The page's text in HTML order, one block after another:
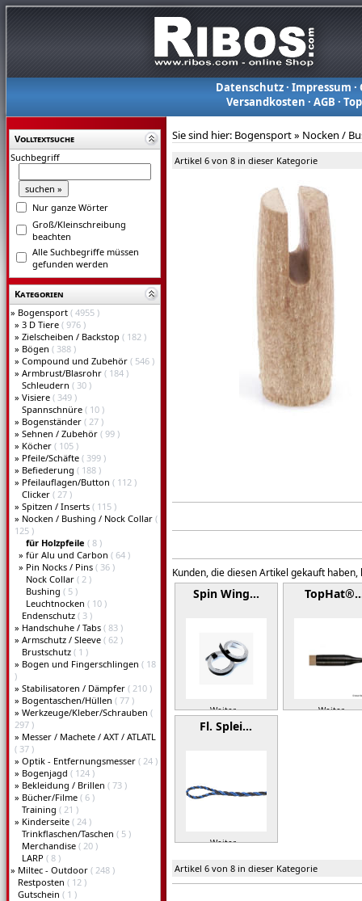
Datenschutz· Impressum ·
Versandkosten ·AGB ·
Volltextsuche
Suchbegriff
Nur ganze Wörter
Groß/Kleinschreibung
beachten
Alle Suchbegriffe müssen
gefunden werden
Kategorien
» Bogensport ( 4955 )
» 3 D Tiere ( 976 )
» Zielscheiben / Backstop ( 182 )
» Bögen ( 388 )
» Compound und Zubehör ( 546 )
» Armbrust/Blasrohr ( 184 )
Schleudern ( 30 )
» Visiere ( 349 )
Spannschnüre ( 10 )
» Bogenständer ( 27 )
» Sehnen / Zubehör ( 99 )
» Köcher ( 105 )
» Pfeile/Schäfte ( 399 )
» Befiederung ( 188 )
» Pfeilauflagen/Button ( 112 )
Clicker ( 27 )
» Spitzen / Inserts ( 115 )
» Nocken / Bushing / Nock Collar (
125 )
für Holzpfeile ( 8 )
» für Alu und Carbon ( 64 )
» Pin Nocks / Pins ( 36 )
Nock Collar ( 2 )
Bushing ( 5 )
Leuchtnocken ( 10 )
Endenschutz ( 3 )
» Handschuhe / Tabs ( 83 )
» Armschutz / Sleeve ( 62 )
Brustschutz ( 1 )
» Bogen und Fingerschlingen ( 18
)
» Stabilisatoren / Dämpfer ( 210 )
» Bogentaschen/Hüllen ( 77 )
» Werkzeuge/Kleber/Schrauben (
297 )
» Messer / Machete / AXT / ATLATL
( 37 )
» Optik - Entfernungsmesser ( 24 )
» Bogenjagd ( 124 )
» Bekleidung / Brillen ( 73 )
» Bücher/Filme ( 6 )
Training ( 21 )
» Kinderseite ( 24 )
Trinkflaschen/Taschen ( 5 )
Merchandise ( 20 )
LARP ( 8 )
» Miltec - Outdoor ( 248 )
Restposten ( 12 )
Gutschein ( 1 )
Sie sind hier: Bogensport» Nocken /
Artikel 6 von 8 in dieser Kategorie
Kunden, die diesen Artikel gekauft haben,
Spin Wing…
Weiter » Weiter »
Fl. Splei…
Weiter »
Artikel 6 von 8 in dieser Kategorie